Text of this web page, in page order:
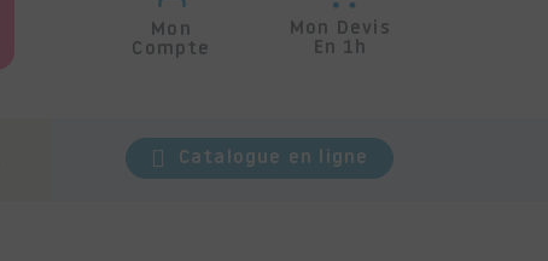
Mon
Compte
Mon Devis
En 1h
Catalogue en ligne